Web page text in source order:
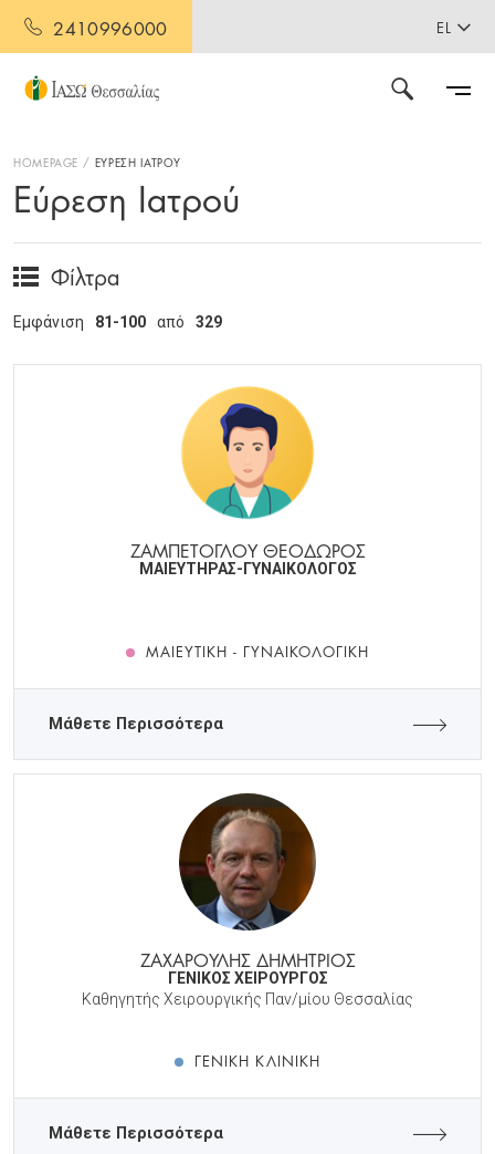
2410996000 EL
HOMEPAGE ΕΥΡΕΣΗ ΙΑΤΡΟΥ
Εύρεση Ιατρού
Φίλτρα
Εμφάνιση 81-100 από 329
ΖΑΜΠΕΤΟΓΛΟΥ ΘΕΟΔΩΡΟΣ
ΜΑΙΕΥΤΗΡΑΣ-ΓΥΝΑΙΚΟΛΟΓΟΣ
ΜΑΙΕΥΤΙΚΉ - ΓΥΝΑΙΚΟΛΟΓΙΚΉ
Μάθετε Περισσότερα
ΖΑΧΑΡΟΥΛΗΣ ΔΗΜΗΤΡΙΟΣ
ΓΕΝΙΚΟΣ ΧΕΙΡΟΥΡΓΟΣ
Καθηγητής Χειρουργικής Παν/μίου Θεσσαλίας
ΓΕΝΙΚΉ ΚΛΙΝΙΚΉ
Μάθετε Περισσότερα